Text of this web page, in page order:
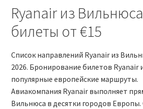
Ryanair Польша
RYANAIR ПОСАДОЧНЫЙ ТАЛОН –
Ryanair Россия
Ryanair из
билеты от €15
Список направлений Ryanair из
2026. Бронирование билетов Ryanair
популярные европейские маршруты.
Авиакомпания Ryanair выполняет
Вильнюса в десятки городов Европы.